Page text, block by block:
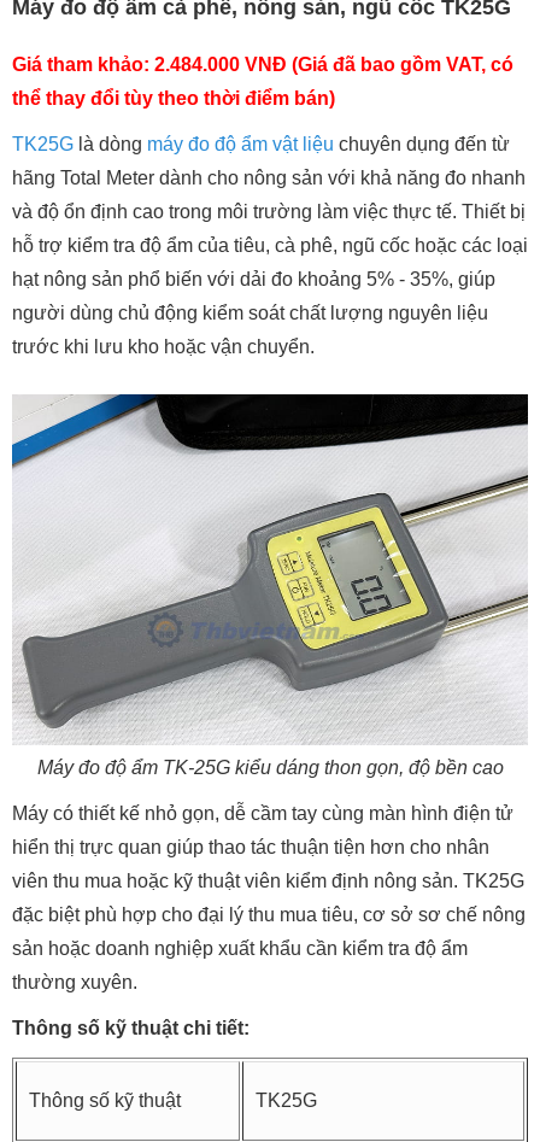
Máy đo độ ẩm cà phê, nông sản, ngũ cốc TK25G
Giá tham khảo: 2.484.000 VNĐ (Giá đã bao gồm VAT, có
thể thay đổi tùy theo thời điểm bán)
TK25G là dòng máy đo độ ẩm vật liệu chuyên dụng đến từ
hãng Total Meter dành cho nông sản với khả năng đo nhanh
và độ ổn định cao trong môi trường làm việc thực tế. Thiết bị
hỗ trợ kiểm tra độ ẩm của tiêu, cà phê, ngũ cốc hoặc các loại
hạt nông sản phổ biến với dải đo khoảng 5% - 35%, giúp
người dùng chủ động kiểm soát chất lượng nguyên liệu
trước khi lưu kho hoặc vận chuyển.
Máy đo độ ẩm TK-25G kiểu dáng thon gọn, độ bền cao
Máy có thiết kế nhỏ gọn, dễ cầm tay cùng màn hình điện tử
hiển thị trực quan giúp thao tác thuận tiện hơn cho nhân
viên thu mua hoặc kỹ thuật viên kiểm định nông sản. TK25G
đặc biệt phù hợp cho đại lý thu mua tiêu, cơ sở sơ chế nông
sản hoặc doanh nghiệp xuất khẩu cần kiểm tra độ ẩm
thường xuyên.
Thông số kỹ thuật chi tiết:
Thông số kỹ thuật TK25G